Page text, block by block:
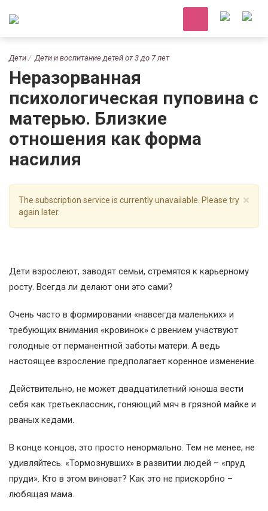
Дети Дети и воспитание детей от 3 до 7 лет
Неразорванная
психологическая пуповина с
матерью. Близкие
отношения как форма
насилия
×
The subscription service is currently unavailable. Please try
again later.
Дети взрослеют, заводят семьи, стремятся к карьерному
росту. Всегда ли делают они это сами?
Очень часто в формировании «навсегда маленьких» и
требующих внимания «кровинок» с рвением участвуют
голодные от перманентной заботы матери. А ведь
настоящее взросление предполагает коренное изменение.
Действительно, не может двадцатилетний юноша вести
себя как третьеклассник, гоняющий мяч в грязной майке и
рваных кедами.
В конце концов, это просто ненормально. Тем не менее, не
удивляйтесь. «Тормознувших» в развитии людей – «пруд
пруди». Кто в этом виноват? Как это не прискорбно –
любящая мама.